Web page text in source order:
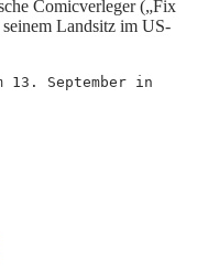
Comicverleger („Fix
Landsitz im US-
13. September in